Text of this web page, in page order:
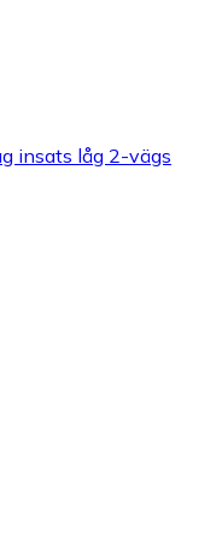
insats låg 2-vägs